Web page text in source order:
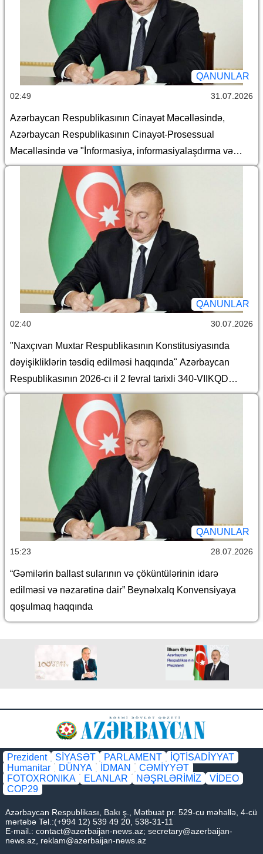
haqqında” Azərbaycan Respublikasının qanunlarında
dəyişiklik edilməsi barədə
QANUNLAR
02:49 31.07.2026
Azərbaycan Respublikasının Cinayət Məcəlləsində,
Azərbaycan Respublikasının Cinayət-Prosessual
Məcəlləsində və "İnformasiya, informasiyalaşdırma və
informasiyanın mühafizəsi haqqında" Azərbaycan
Respublikasının Qanununda dəyişiklik edilməsi barədə
QANUNLAR
02:40 30.07.2026
"Naxçıvan Muxtar Respublikasının Konstitusiyasında
dəyişikliklərin təsdiq edilməsi haqqında" Azərbaycan
Respublikasının 2026-cı il 2 fevral tarixli 340-VIIKQD
nömrəli Konstitusiya Qanununun icrası ilə əlaqədar
Azərbaycan Respublikasının bəzi qanunlarında dəyişiklik
edilməsi barədə
QANUNLAR
15:23 28.07.2026
“Gəmilərin ballast sularının və çöküntülərinin idarə
edilməsi və nəzarətinə dair” Beynəlxalq Konvensiyaya
qoşulmaq haqqında
Prezident SİYASƏT PARLAMENT
İQTİSADİYYAT
Humanitar
DÜNYA İDMAN
CƏMİYYƏT
FOTOXRONIKA
ELANLAR NƏŞRLƏRİMİZ
VİDEO
COP29
Azərbaycan Respublikası, Bakı ş., Mətbuat pr. 529-cu məhəllə, 4-cü
mərtəbə Tel.:(+994 12) 539 49 20, 538-31-11
E-mail.: contact@azerbaijan-news.az; secretary@azerbaijan-
news.az, reklam@azerbaijan-news.az